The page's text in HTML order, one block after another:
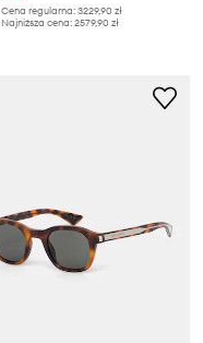
Cena regularna:3229,90 zł
Najniższa cena:2579,90 zł